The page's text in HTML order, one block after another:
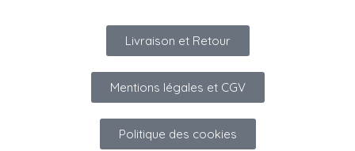
Livraison et Retour
Mentions légales et CGV
Politique des cookies